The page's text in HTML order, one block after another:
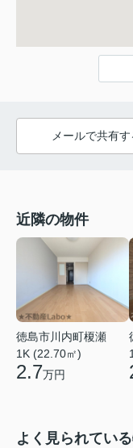
メールで共有す
近隣の物件
徳島市川内町榎瀬
1K (22.70㎡)
2.7万円
よく見られてい